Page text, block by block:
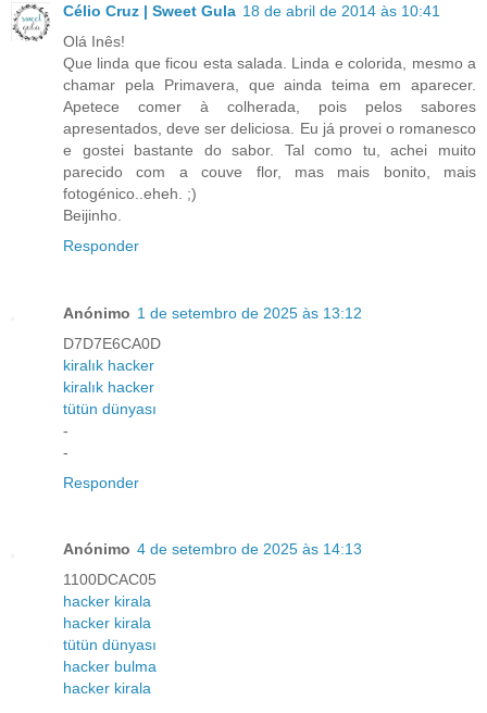
Célio Cruz | Sweet Gula 18 de abril de 2014 às 10:41
Olá Inês!
Que linda que ficou esta salada. Linda e colorida, mesmo a
chamar pela Primavera, que ainda teima em aparecer.
Apetece comer à colherada, pois pelos sabores
apresentados, deve ser deliciosa. Eu já provei o romanesco
e gostei bastante do sabor. Tal como tu, achei muito
parecido com a couve flor, mas mais bonito, mais
fotogénico..eheh. ;)
Beijinho.
Responder
Anónimo 1 de setembro de 2025 às 13:12
D7D7E6CA0D
kiralık hacker
kiralık hacker
tütün dünyası
-
-
Responder
Anónimo 4 de setembro de 2025 às 14:13
1100DCAC05
hacker kirala
hacker kirala
tütün dünyası
hacker bulma
hacker kirala